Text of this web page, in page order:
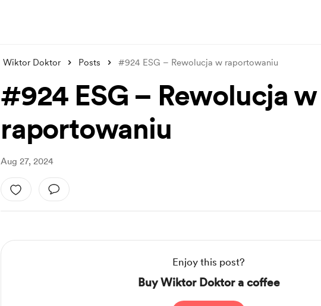
Wiktor Doktor Posts #924 ESG – Rewolucja w raportowaniu
#924 ESG – Rewolucja w
raportowaniu
Aug 27, 2024
Enjoy this post?
Buy Wiktor Doktor a coffee